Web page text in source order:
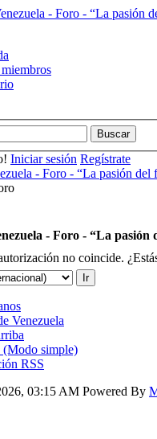
Iniciar sesión Regístrate
- Foro - “La pasión del
- Foro - “La pasión
no coincide.
Venezuela
simple)
RSS
03:15 AM Powered By